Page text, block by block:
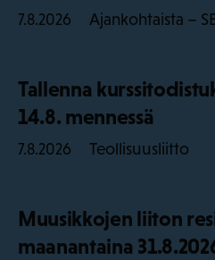
7.8.2026 Ajankohtaista –
Tallenna
14.8. mennessä
7.8.2026 Teollisuusliitto
Muusikkojen liiton
maanantaina